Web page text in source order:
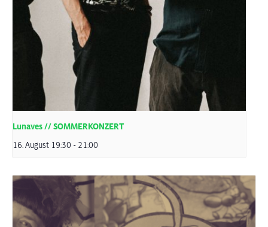
Lunaves // SOMMERKONZERT
16. August 19:30 - 21:00